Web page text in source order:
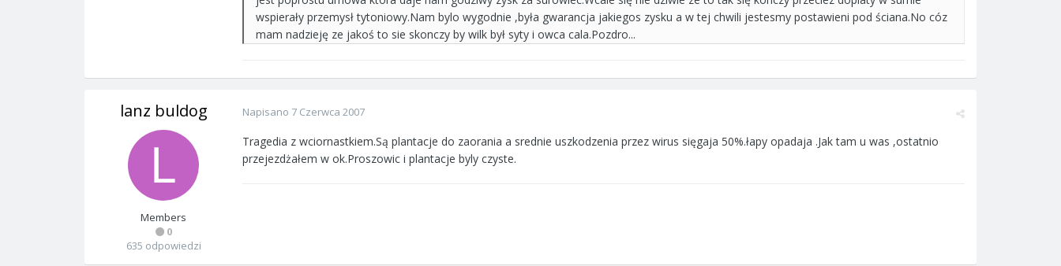
wspierały przemysł tytoniowy.Nam bylo wygodnie ,była gwarancja jakiegos zysku a w tej chwili jestesmy postawieni pod ściana.No cóz
mam nadzieję ze jakoś to sie skonczy by wilk był syty i owca cala.Pozdro...
lanz buldog
Members
0
635 odpowiedzi
Napisano 7 Czerwca 2007
Tragedia z wciornastkiem.Są plantacje do zaorania a srednie uszkodzenia przez wirus sięgaja 50%.łapy opadaja .Jak tam u was ,ostatnio
przejezdżałem w ok.Proszowic i plantacje byly czyste.